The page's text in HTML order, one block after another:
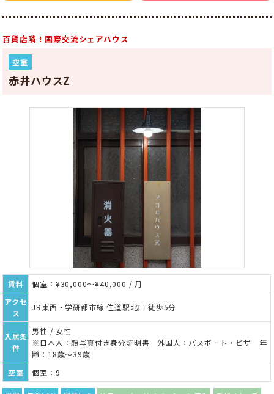
百貨店隣！国際交流シェアハウス
空室
赤井ハウスZ
賃料
個室：¥30,000～¥40,000 / 月
アクセ
ス
JR東西・学研都市線 住道駅北口 徒歩5分
入居条
件
男性 / 女性
※日本人：顔写真付き身分証明書 外国人：パスポート・ビザ 年
齢：18歳～39歳
空室
個室：9